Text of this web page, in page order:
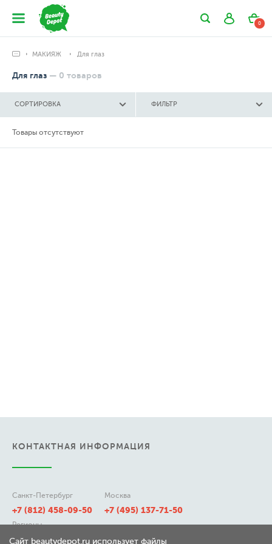
0
МАКИЯЖ Для глаз
Для глаз — 0 товаров
СОРТИРОВКА ФИЛЬТР
Товары отсутствуют
КОНТАКТНАЯ ИНФОРМАЦИЯ
Санкт-Петербург
+7 (812) 458-09-50
Москва
+7 (495) 137-71-50
Регионы
8 (800) 511-21-50
Сайт beautydepot.ru использует файлы